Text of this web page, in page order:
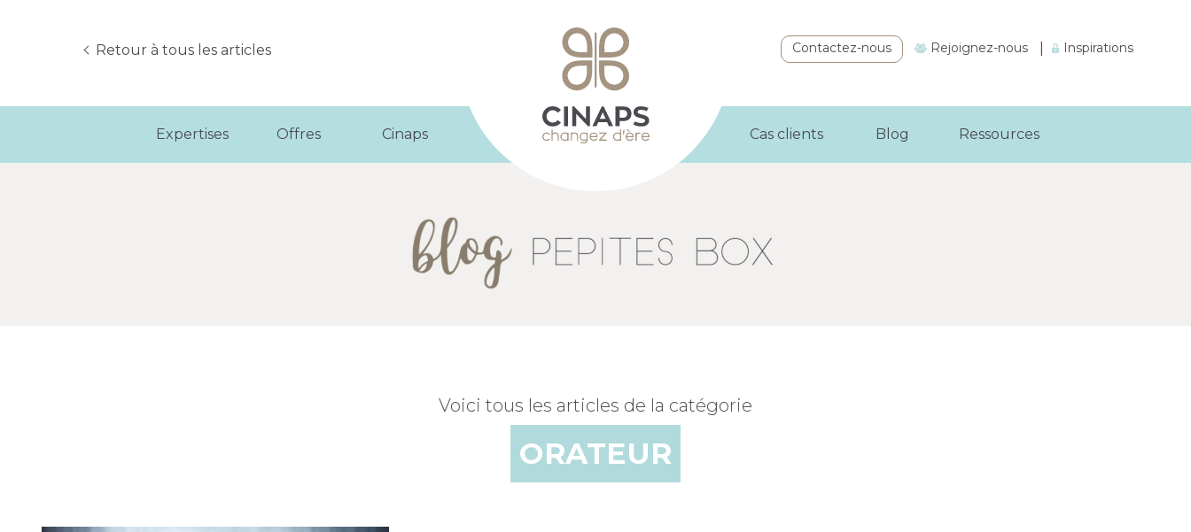
Contactez-nous Rejoignez-nous Inspirations
Expertises Offres Cinaps Cas clients Blog Ressources
Retour à tous les articles
Voici tous les articles de la catégorie
ORATEUR